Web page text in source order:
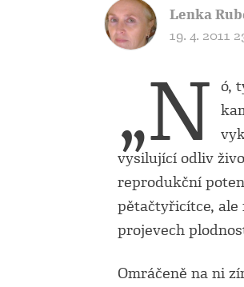
Lenka
19. 4. 2011
„N ó,
vysilující odliv
reprodukční
pětačtyřicítce, ale
projevech
Omráčeně na ni